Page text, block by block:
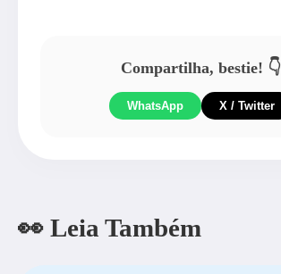
Compartilha, bestie! 👇
WhatsApp X / Twitter
👀 Leia Também